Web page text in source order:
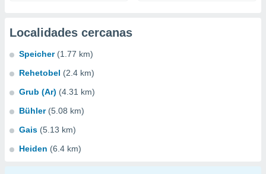
Localidades cercanas
Speicher (1.77 km)
Rehetobel (2.4 km)
Grub (Ar) (4.31 km)
Bühler (5.08 km)
Gais (5.13 km)
Heiden (6.4 km)